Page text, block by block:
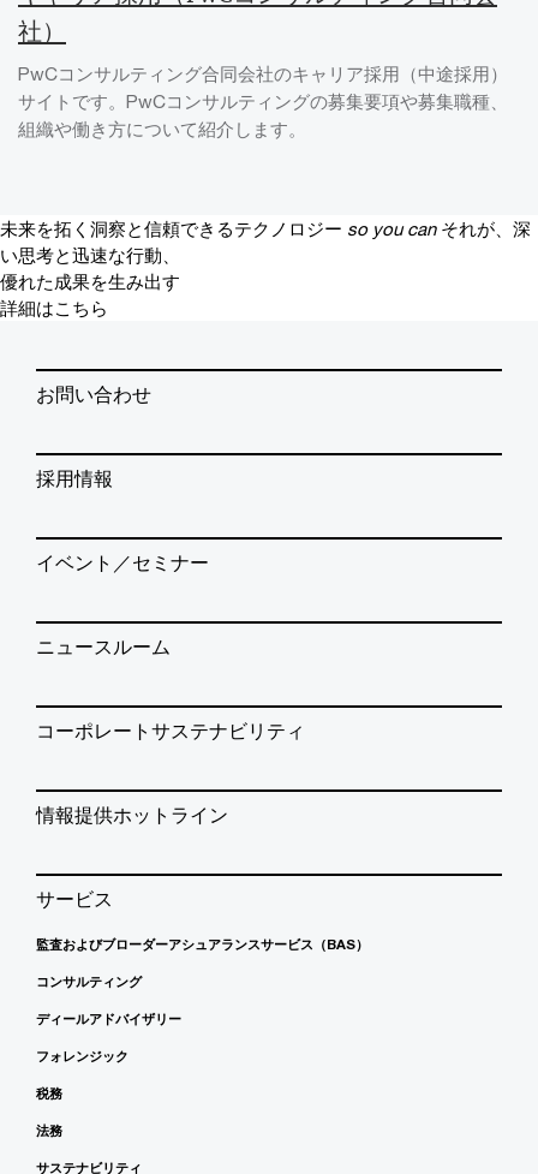
社）
PwCコンサルティング合同会社のキャリア採用（中途採用）
サイトです。PwCコンサルティングの募集要項や募集職種、
組織や働き方について紹介します。
未来を拓く洞察と信頼できるテクノロジー so you can それが、深
い思考と迅速な行動、
優れた成果を生み出す
詳細はこちら
お問い合わせ
採用情報
イベント／セミナー
ニュースルーム
コーポレートサステナビリティ
情報提供ホットライン
サービス
監査およびブローダーアシュアランスサービス（BAS）
コンサルティング
ディールアドバイザリー
フォレンジック
税務
法務
サステナビリティ